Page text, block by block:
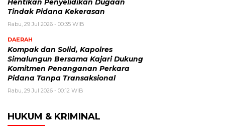
Hentikan Penyelidikan Dugaan
Tindak Pidana Kekerasan
Rabu, 29 Jul 2026 - 00:35 WIB
DAERAH
Kompak dan Solid, Kapolres
Simalungun Bersama Kajari Dukung
Komitmen Penanganan Perkara
Pidana Tanpa Transaksional
Rabu, 29 Jul 2026 - 00:12 WIB
HUKUM & KRIMINAL